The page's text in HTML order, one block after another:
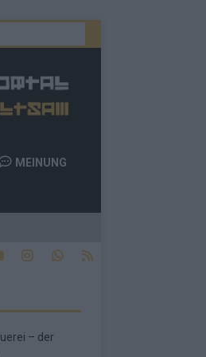
MEINUNG